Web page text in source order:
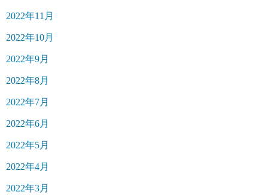
2022年11月
2022年10月
2022年9月
2022年8月
2022年7月
2022年6月
2022年5月
2022年4月
2022年3月